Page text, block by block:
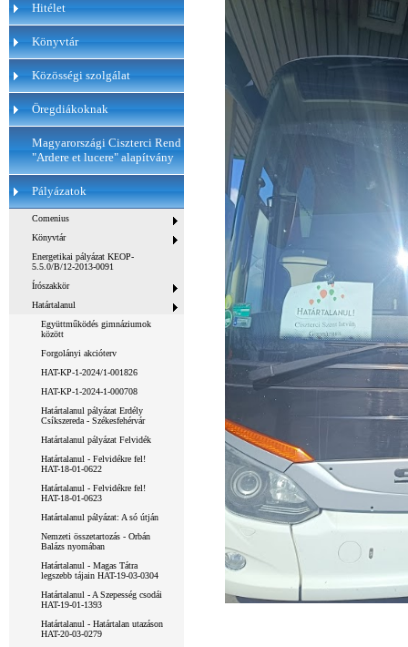
Hitélet
Könyvtár
Közösségi szolgálat
Öregdiákoknak
Magyarországi Ciszterci Rend
"Ardere et lucere" alapítvány
Pályázatok
Comenius
Könyvtár
Energetikai pályázat KEOP-
5.5.0/B/12-2013-0091
Írószakkör
Határtalanul
Együttműködés gimnáziumok
között
Forgolányi akcióterv
HAT-KP-1-2024/1-001826
HAT-KP-1-2024-1-000708
Határtalanul pályázat Erdély
Csíkszereda - Székesfehérvár
Határtalanul pályázat Felvidék
Határtalanul - Felvidékre fel!
HAT-18-01-0622
Határtalanul - Felvidékre fel!
HAT-18-01-0623
Határtalanul pályázat: A só útján
Nemzeti összetartozás - Orbán
Balázs nyomában
Határtalanul - Magas Tátra
legszebb tájain HAT-19-03-0304
Határtalanul - A Szepesség csodái
HAT-19-01-1393
Határtalanul - Határtalan utazáson
HAT-20-03-0279